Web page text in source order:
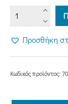
ΑΝΑΦΟΡΑ
ΘΕΟΛΟΓΙΑ
ΣΩΦΡΟΝΙΟΥ
Προσθήκη
Κωδικός προϊόντος: